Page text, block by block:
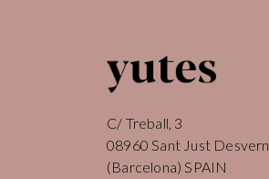
C/ Treball, 3
08960 Sant Just Desvern
(Barcelona) SPAIN